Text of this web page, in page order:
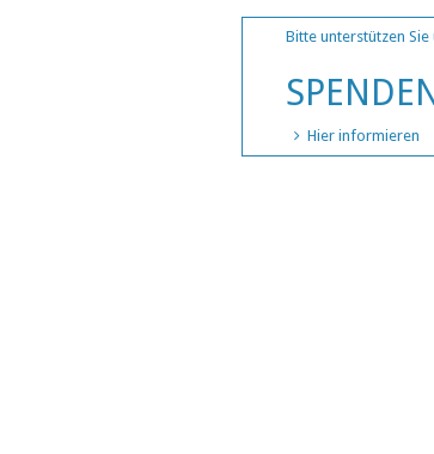
Bitte unterstützen
Hier informieren